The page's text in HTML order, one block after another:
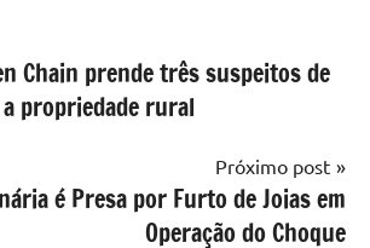
Chain prende três suspeitos de
propriedade rural
Próximo post
é Presa por Furto de Joias em
Operação do Choque